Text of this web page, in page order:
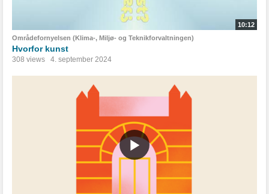
10:12
Områdefornyelsen (Klima-, Miljø- og Teknikforvaltningen)
Hvorfor kunst
308 views 4. september 2024